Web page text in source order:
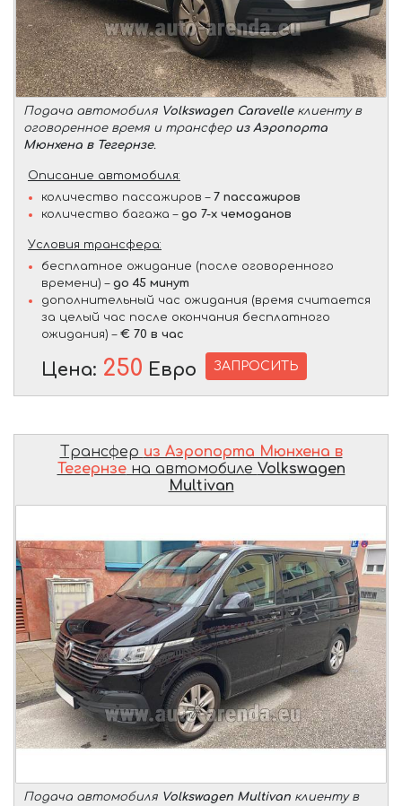
Подача автомобиля Volkswagen Caravelleклиенту в
оговоренное время и трансфер из Аэропорта
Мюнхена в Тегернзе.
Описание автомобиля:
количество пассажиров – 7 пассажиров
количество багажа – до 7-х чемоданов
Условия трансфера:
бесплатное ожидание (после оговоренного
времени) – до 45 минут
дополнительный час ожидания (время считается
за целый час после окончания бесплатного
ожидания) – € 70 в час
Цена: 250 Евро ЗАПРОСИТЬ
Трансфер из Аэропорта Мюнхена в
Тегернзена автомобиле Volkswagen
Multivan
Подача автомобиля Volkswagen Multivan клиенту в